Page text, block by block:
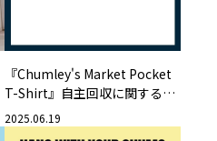
『Chumley's Market Pocket
T-Shirt』自主回収に関するお
詫びとお知らせ
2025.06.19